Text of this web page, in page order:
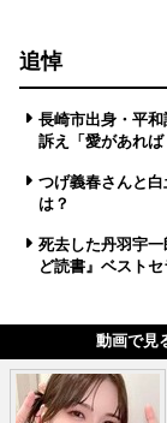
追悼
長崎市出身・平
訴え「愛があれ
つげ義春さんと
は？
死去した丹羽宇
ど読書』ベストセ
動画で見